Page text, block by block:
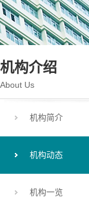
机构介绍
About Us
机构简介
机构动态
机构一览